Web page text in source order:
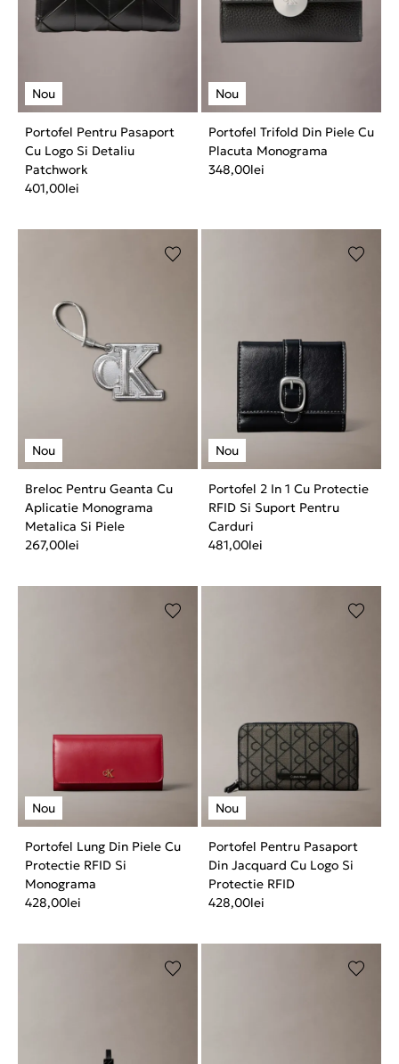
Portofel Pentru Pasaport
Cu Logo Si Detaliu
Patchwork
401,00lei
Portofel Trifold Din Piele Cu
Placuta Monograma
348,00lei
Breloc Pentru Geanta Cu
Aplicatie Monograma
Metalica Si Piele
267,00lei
Portofel 2 In 1 Cu Protectie
RFID Si Suport Pentru
Carduri
481,00lei
Portofel Lung Din Piele Cu
Protectie RFID Si
Monograma
428,00lei
Portofel Pentru Pasaport
Din Jacquard Cu Logo Si
Protectie RFID
428,00lei